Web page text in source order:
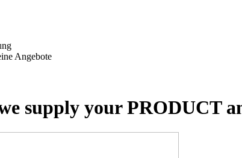
Angebote
supply your PRODUCT